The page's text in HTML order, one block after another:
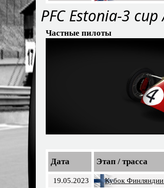
PFС Estonia-3
Частные пилоты
Дата Этап / трасса
19.05.2023 Кубок